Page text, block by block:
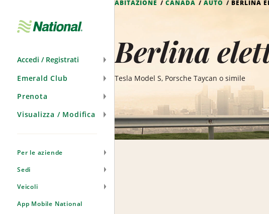
Accedi / Registrati
Emerald Club
Prenota
Visualizza / Modifica
Per le aziende
Sedi
Veicoli
App Mobile National
ABITAZIONE CANADA AUTO BERLINA
Berlina
Tesla Model S, Porsche Taycan o simile